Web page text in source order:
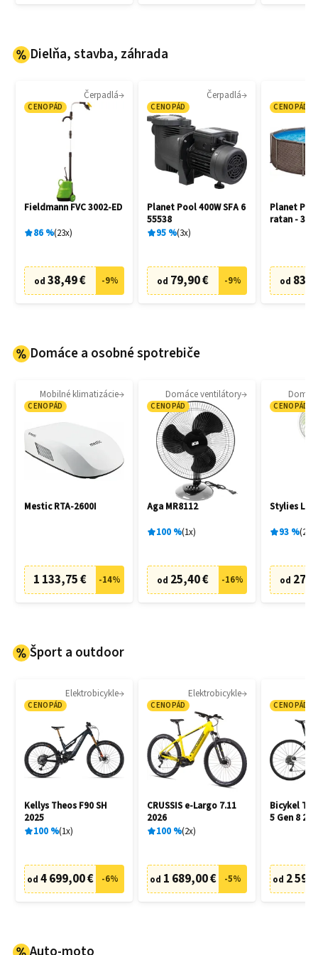
Dielňa, stavba, záhrada
Čerpadlá
CENOPÁD
Fieldmann FVC 3002-ED
86% 23x
od 38,49 € -9%
Čerpadlá
CENOPÁD
Planet Pool 400W SFA 6
55538
95% 3x
od 79,90 € -9%
CENOPÁD
Planet
ratan - 305
od
Domáce a osobné spotrebiče
Mobilné klimatizácie
CENOPÁD
Mestic RTA-2600I
1 133,75 € -14%
Domáce ventilátory
CENOPÁD
Aga MR8112
100% 1x
od 25,40 € -16%
CENOPÁD
Stylies
93% 2
od
Šport a outdoor
Elektrobicykle
CENOPÁD
Kellys Theos F90 SH
2025
100% 1x
od 4 699,00 € -6%
Elektrobicykle
CENOPÁD
CRUSSIS e-Largo 7.11
2026
100% 2x
od 1 689,00 € -5%
CENOPÁD
Bicykel
5 Gen 8
od 2